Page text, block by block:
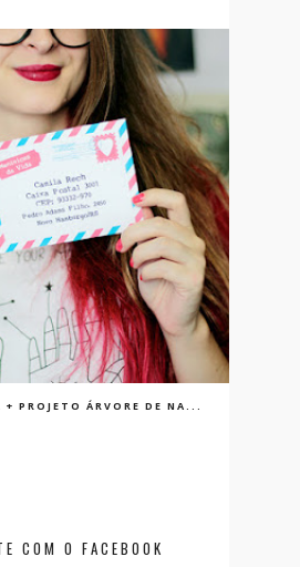
PROJETO ÁRVORE DE NA...
COM O FACEBOOK